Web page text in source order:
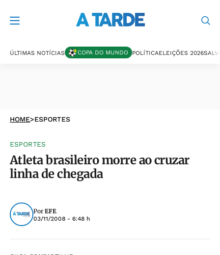
ÚLTIMAS NOTÍCIAS COPA DO MUNDO POLÍTICAELEIÇÕES 2026
HOME>ESPORTES
ESPORTES
Atleta brasileiro morre ao cruzar
linha de chegada
Por EFE
03/11/2008 - 6:48 h